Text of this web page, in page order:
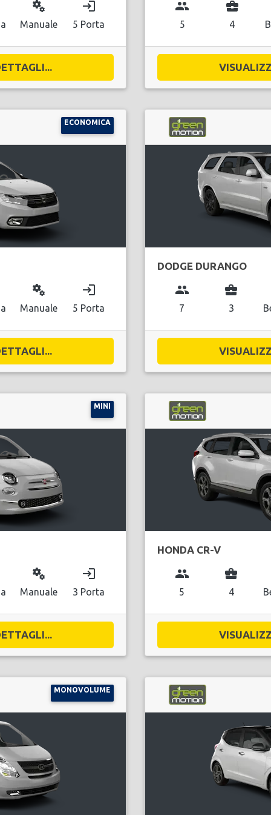
miscellaneous_services
Manuale
login
5 Porta
group
5
business_center
4
ECONOMICA
miscellaneous_services
Manuale
login
5 Porta
DODGE DURANGO
group
7
business_center
3
MINI
miscellaneous_services
Manuale
login
3 Porta
HONDA CR-V
group
5
business_center
4
MONOVOLUME